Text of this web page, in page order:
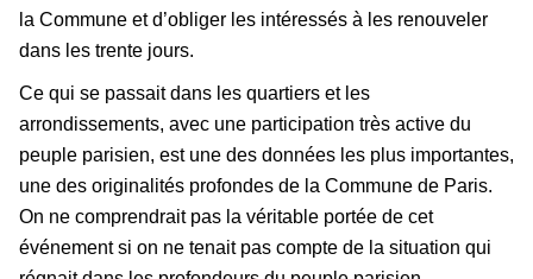
la Commune et d’obliger les intéressés à les renouveler
dans les trente jours.
Ce qui se passait dans les quartiers et les
arrondissements, avec une participation très active du
peuple parisien, est une des données les plus importantes,
une des originalités profondes de la Commune de Paris.
On ne comprendrait pas la véritable portée de cet
événement si on ne tenait pas compte de la situation qui